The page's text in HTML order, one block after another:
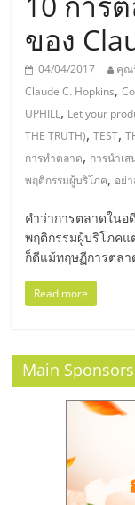
เอ
ส
เอ็
มอี
ไทย,
SMEs,
แฟ
รน
ไชส์,
ของ
04/04/2017 คุณ
Claude C. Hopkins,
UPHILL, Let your
THE TRUTH),TEST,
การทำตลาด, การนำเส
พฤติกรรมผู้บริโภค, อย่
คำว่าการตลาดในอ
พฤติกรรมผู้บริโภค
ก็ดีแม้ทฤษฏีการตล
Read more
Main Sponsors